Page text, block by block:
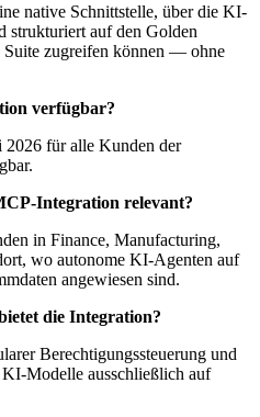
native Schnittstelle, über die KI-
strukturiert auf den Golden
zugreifen können — ohne
verfügbar?
2026 für alle Kunden der
Integration relevant?
in Finance, Manufacturing,
wo autonome KI-Agenten auf
angewiesen sind.
die Integration?
Berechtigungssteuerung und
Modelle ausschließlich auf